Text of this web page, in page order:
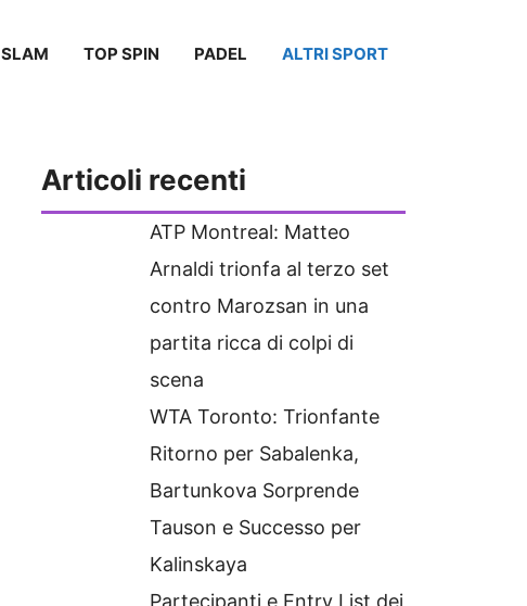
SLAM TOP SPIN PADEL ALTRI SPORT
Articoli recenti
ATP Montreal: Matteo
Arnaldi trionfa al terzo set
contro Marozsan in una
partita ricca di colpi di
scena
WTA Toronto: Trionfante
Ritorno per Sabalenka,
Bartunkova Sorprende
Tauson e Successo per
Kalinskaya
Partecipanti e Entry List dei